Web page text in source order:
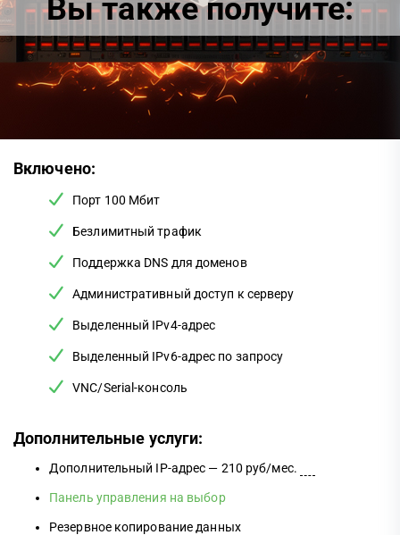
Вы также получите:
Включено:
Порт 100 Мбит
Безлимитный трафик
Поддержка DNS для доменов
Административный доступ к серверу
Выделенный IPv4-адрес
Выделенный IPv6-адрес по запросу
VNC/Serial-консоль
Дополнительные услуги:
Дополнительный IP-адрес — 210 руб/мес.
Панель управления на выбор
Резервное копирование данных